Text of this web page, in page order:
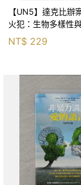
【UN5】達克比辦
火犯：生物多樣性
態系_柯智元
NT$ 229